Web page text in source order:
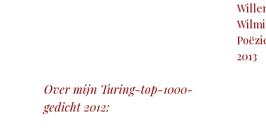
2013
Over mijn Turing-top-1000-
gedicht 2012: